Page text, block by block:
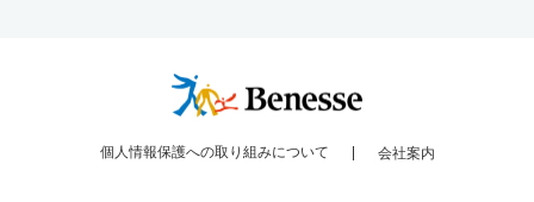
個人情報保護への取り組みについて 会社案内